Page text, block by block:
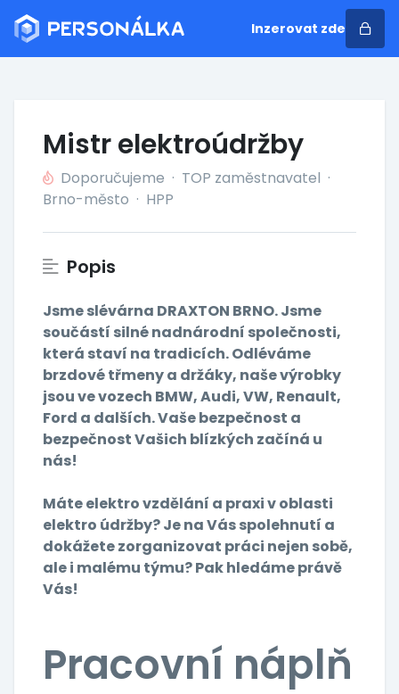
Inzerovat zde
Mistr elektroúdržby
Doporučujeme · TOP zaměstnavatel ·
Brno-město · HPP
Popis
Jsme slévárna DRAXTON BRNO. Jsme
součástí silné nadnárodní společnosti,
která staví na tradicích. Odléváme
brzdové třmeny a držáky, naše výrobky
jsou ve vozech BMW, Audi, VW, Renault,
Ford a dalších. Vaše bezpečnost a
bezpečnost Vašich blízkých začíná u
nás!
Máte elektro vzdělání a praxi v oblasti
elektro údržby? Je na Vás spolehnutí a
dokážete zorganizovat práci nejen sobě,
ale i malému týmu? Pak hledáme právě
Vás!
Pracovní náplň